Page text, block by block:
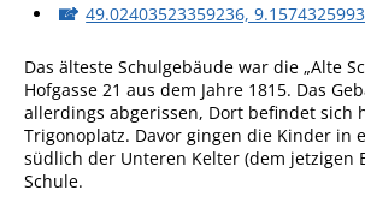
49.02403523359236,
Das älteste Schulgebäude war die „Alte
Hofgasse 21 aus dem Jahre 1815. Das
allerdings abgerissen, Dort befindet sich
Trigonoplatz. Davor gingen die Kinder in
südlich der Unteren Kelter (dem jetzigen
Schule.